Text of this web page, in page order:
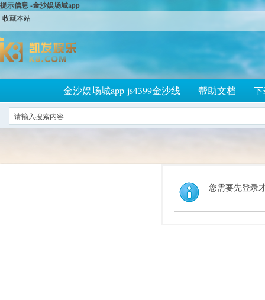
提示信息 -金沙娱场城app
收藏本站
金沙娱场城app-js4399金沙线 帮助文档
您需要先登录